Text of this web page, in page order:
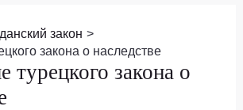
закон
закона о наследстве
турецкого закона о